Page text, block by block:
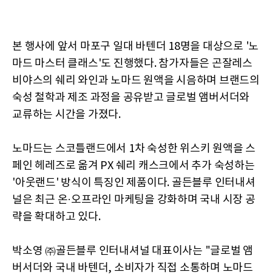
본 행사에 앞서 마포구 일대 바텐더 18명을 대상으로 '노
마드 마스터 클래스'도 진행했다. 참가자들은 곤잘레스
비야스의 쉐리 와인과 노마드 원액을 시음하며 브랜드의
숙성 철학과 제조 과정을 공유받고 글로벌 앰버서더와
교류하는 시간을 가졌다.
노마드는 스코틀랜드에서 1차 숙성한 위스키 원액을 스
페인 헤레즈로 옮겨 PX 쉐리 캐스크에서 추가 숙성하는
'아웃랜드' 방식이 특징인 제품이다. 골든블루 인터내셔
널은 최근 온·오프라인 마케팅을 강화하며 국내 시장 공
략을 확대하고 있다.
박소영 ㈜골든블루 인터내셔널 대표이사는 "글로벌 앰
버서더와 국내 바텐더, 소비자가 직접 소통하며 노마드